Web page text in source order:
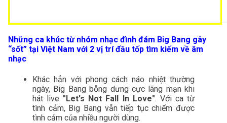
Những ca khúc từ nhóm nhạc đình đám Big Bang gây
“sốt” tại Việt Nam với 2 vị trí đầu tốp tìm kiếm về âm
nhạc
Khác hẳn với phong cách náo nhiệt thường
ngày, Big Bang bỗng dưng cực lãng mạn khi
hát live "Let's Not Fall In Love". Với ca từ
tình cảm, Big Bang vẫn tiếp tục chiếm được
tình cảm của nhiều người dùng.